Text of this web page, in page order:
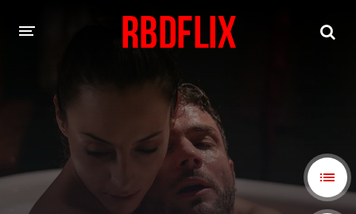
Rebelde: En Español Rebelde: Dublado
FILMES